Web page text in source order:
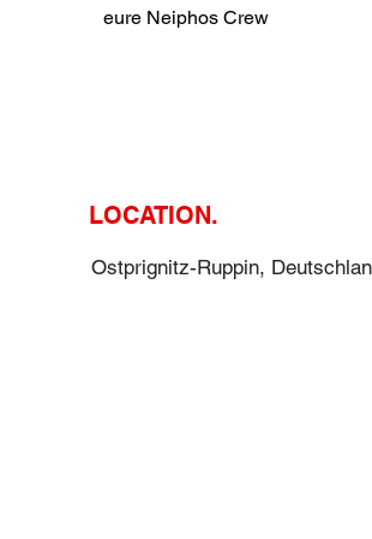
eure Neiphos Crew
LOCATION.
Ostprignitz-Ruppin,